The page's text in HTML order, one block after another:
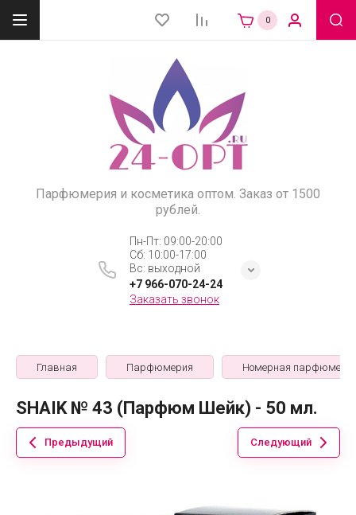
0
Парфюмерия и косметика оптом. Заказ от 1500
рублей.
Пн-Пт: 09:00-20:00
Сб: 10:00-17:00
Вс: выходной
+7 966-070-24-24
Заказать звонок
Главная Парфюмерия Номерная
SHAIK № 43 (Парфюм Шейк) - 50 мл.
Предыдущий Следующий